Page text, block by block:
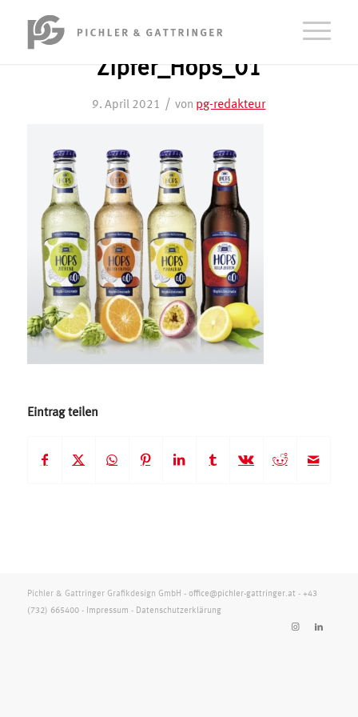
Zipfer_Hops_01
9. April 2021 / von pg-redakteur
Eintrag teilen
Pichler & Gattringer Grafikdesign GmbH - office@pichler-gattringer.at - +43
(732) 665400- Impressum - Datenschutzerklärung